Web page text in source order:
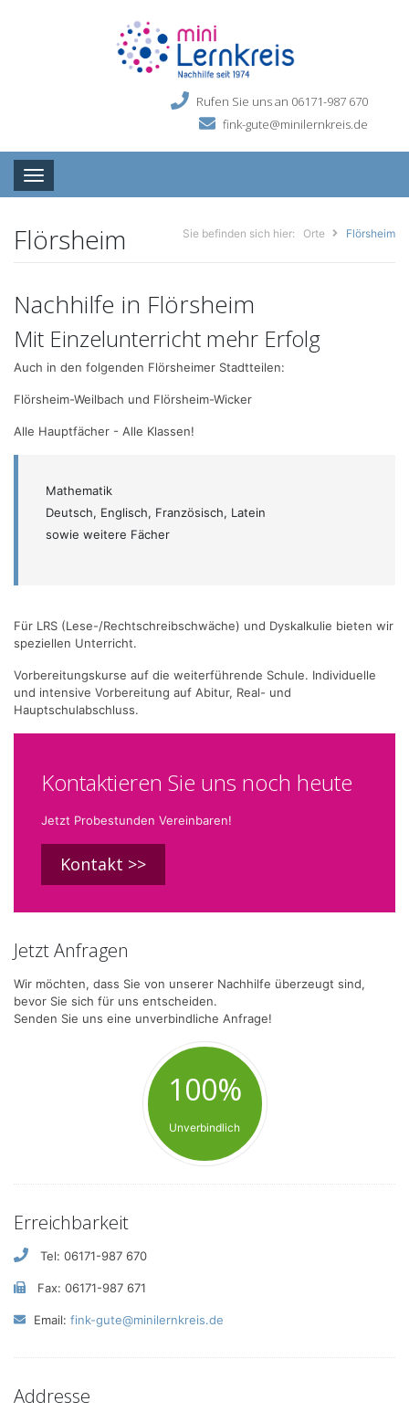
Rufen Sie uns an 06171-987 670
fink-gute@minilernkreis.de
Toggle navigation
Flörsheim Sie befinden sich hier: Orte Flörsheim
Nachhilfe in Flörsheim
Mit Einzelunterricht mehr Erfolg
Auch in den folgenden Flörsheimer Stadtteilen:
Flörsheim-Weilbach und Flörsheim-Wicker
Alle Hauptfächer - Alle Klassen!
Mathematik
Deutsch, Englisch, Französisch, Latein
sowie weitere Fächer
Für LRS (Lese-/Rechtschreibschwäche) und Dyskalkulie bieten wir
speziellen Unterricht.
Vorbereitungskurse auf die weiterführende Schule. Individuelle
und intensive Vorbereitung auf Abitur, Real- und
Hauptschulabschluss.
Kontaktieren Sie uns noch heute
Jetzt Probestunden Vereinbaren!
Kontakt >>
Jetzt Anfragen
Wir möchten, dass Sie von unserer Nachhilfe überzeugt sind,
bevor Sie sich für uns entscheiden.
Senden Sie uns eine unverbindliche Anfrage!
100%
Unverbindlich
Erreichbarkeit
Tel: 06171-987 670
Fax: 06171-987 671
Email: fink-gute@minilernkreis.de
Addresse